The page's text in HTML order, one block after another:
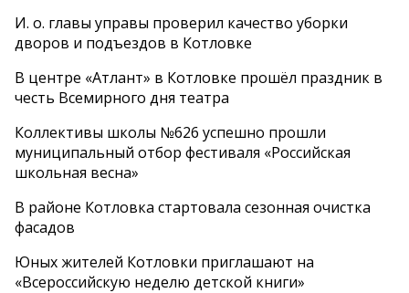
И. о. главы управы проверил качество уборки
дворов и подъездов в Котловке
В центре «Атлант» в Котловке прошёл праздник в
честь Всемирного дня театра
Коллективы школы №626 успешно прошли
муниципальный отбор фестиваля «Российская
школьная весна»
В районе Котловка стартовала сезонная очистка
фасадов
Юных жителей Котловки приглашают на
«Всероссийскую неделю детской книги»